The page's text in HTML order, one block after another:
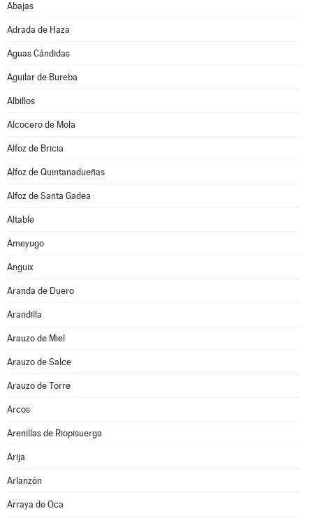
Abajas
Adrada de Haza
Aguas Cándidas
Aguilar de Bureba
Albillos
Alcocero de Mola
Alfoz de Bricia
Alfoz de Quintanadueñas
Alfoz de Santa Gadea
Altable
Ameyugo
Anguix
Aranda de Duero
Arandilla
Arauzo de Miel
Arauzo de Salce
Arauzo de Torre
Arcos
Arenillas de Riopisuerga
Arija
Arlanzón
Arraya de Oca